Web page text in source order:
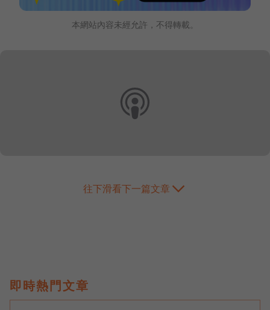
本網站內容未經允許，不得轉載。
往下滑看下一篇文章
即時熱門文章